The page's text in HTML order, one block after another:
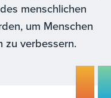
menschlichen
um Menschen
zu verbessern.